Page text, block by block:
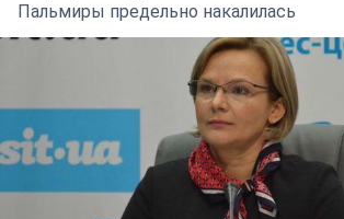
Пальмиры предельно накалилась